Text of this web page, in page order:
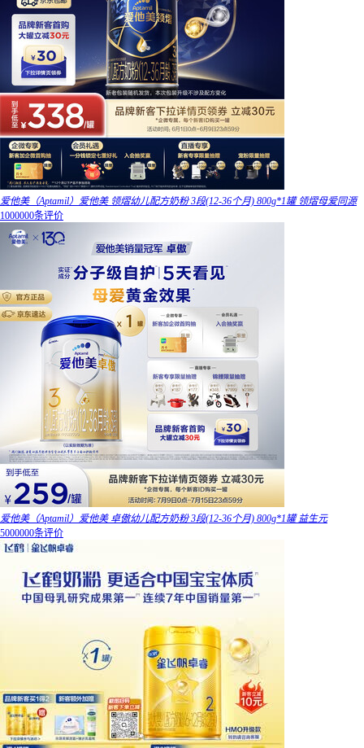
爱他美（Aptamil）爱他美 领熠幼儿配方奶粉 3段(12-36个月) 800g*1罐 领熠母爱同源
1000000条评价
爱他美（Aptamil）爱他美 卓傲幼儿配方奶粉 3段(12-36个月) 800g*1罐 益生元
5000000条评价